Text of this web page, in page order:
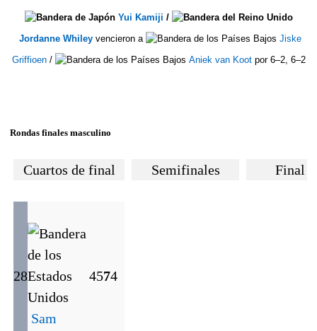
Yui Kamiji /
Jordanne Whileyvencieron a
Jiske
Griffioen/ Aniek van Kootpor 6–2, 6–2
Rondas finales masculino
Cuartos de final Semifinales Final
28
Sam
4574